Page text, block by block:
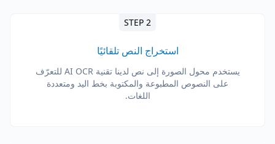
STEP 2
استخراج النص تلقائيًا
يستخدم محول الصورة إلى نص لدينا تقنية AI OCR للتعرّف
على النصوص المطبوعة والمكتوبة بخط اليد ومتعددة
اللغات.